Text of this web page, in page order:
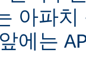
아파
에는